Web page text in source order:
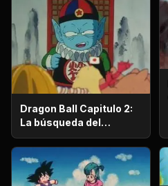
la prisión planetaria!
Dragon Ball Capitulo 2:
La búsqueda del
emperador